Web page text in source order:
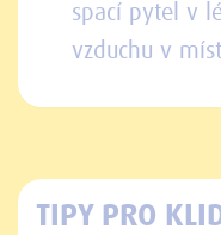
spací pytel v
vzduchu v
TIPY PRO